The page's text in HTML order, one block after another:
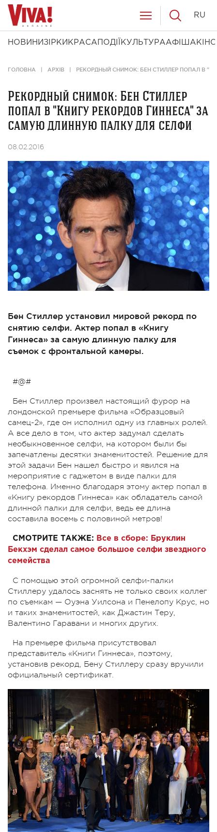
НОВИНИ ЗІРКИ КРАСА ПОДІЇ КУЛЬТУРААФІША КІНО
RU
ГОЛОВНА АРХІВ РЕКОРДНЫЙ СНИМОК: БЕН СТИЛЛЕР ПОПАЛ В
Рекордный снимок: Бен Стиллер
попал в "Книгу рекордов Гиннеса" за
самую длинную палку для селфи
08.02.2016
Бен Стиллер установил мировой рекорд по
снятию селфи. Актер попал в «Книгу
Гиннеса» за самую длинную палку для
съемок с фронтальной камеры.
#@#
Бен Стиллер произвел настоящий фурор на
лондонской премьере фильма «Образцовый
самец-2», где он исполнил одну из главных ролей.
А все дело в том, что актер задумал сделать
необыкновенное селфи, на котором были бы
запечатлены десятки знаменитостей. Решение для
этой задачи Бен нашел быстро и явился на
мероприятие с гаджетом в виде палки для
телефона. Именно благодаря этому актер попал в
«Книгу рекордов Гиннеса» как обладатель самой
длинной палки для селфи, ведь ее длина
составила восемь с половиной метров!
СМОТРИТЕ ТАКЖЕ: Все в сборе: Бруклин
Бекхэм сделал самое большое селфи звездного
семейства
С помощью этой огромной селфи-палки
Стиллеру удалось заснять не только своих коллег
по съемкам — Оуэна Уилсона и Пенелопу Крус, но
и таких знаменитостей, как Джастин Теру,
Валентино Гаравани и многих других.
На премьере фильма присутствовал
представитель «Книги Гиннеса», поэтому,
установив рекорд, Бену Стиллеру сразу вручили
официальный сертификат.